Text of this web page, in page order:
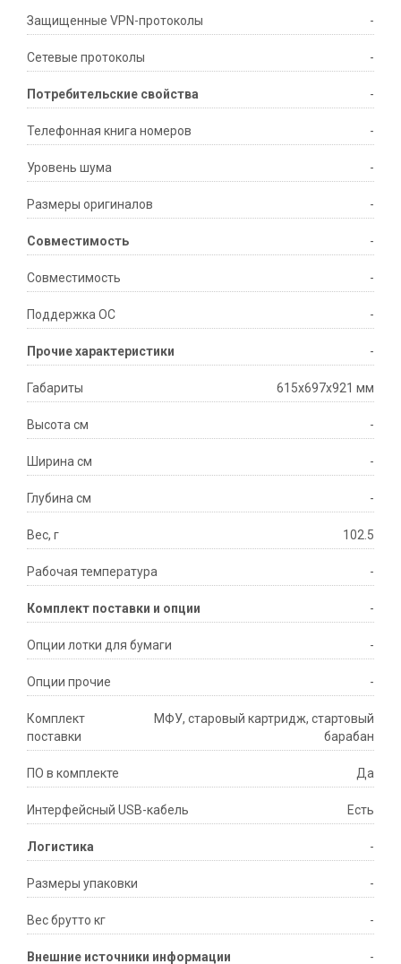
Защищенные VPN-протоколы -
Сетевые протоколы -
Потребительские свойства -
Телефонная книга номеров -
Уровень шума -
Размеры оригиналов -
Совместимость -
Совместимость -
Поддержка ОС -
Прочие характеристики -
Габариты 615x697x921 мм
Высота см -
Ширина см -
Глубина см -
Вес, г 102.5
Рабочая температура -
Комплект поставки и опции -
Опции лотки для бумаги -
Опции прочие -
Комплект
поставки
МФУ, старовый картридж, стартовый
барабан
ПО в комплекте Да
Интерфейсный USB-кабель Есть
Логистика -
Размеры упаковки -
Вес брутто кг -
Внешние источники информации -